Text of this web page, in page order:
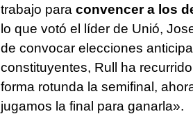
trabajo para convencer a los
lo que votó el líder de Unió,
de convocar elecciones
constituyentes, Rull ha
forma rotunda la semifinal,
jugamos la final para ganarla».